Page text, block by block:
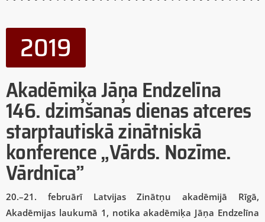
2019
2019
Akadēmiķa Jāņa Endzelīna
146. dzimšanas dienas atceres
starptautiskā zinātniskā
konference „Vārds. Nozīme.
Vārdnīca”
20.–21. februārī Latvijas Zinātņu akadēmijā Rīgā,
Akadēmijas laukumā 1, notika akadēmiķa Jāņa Endzelīna